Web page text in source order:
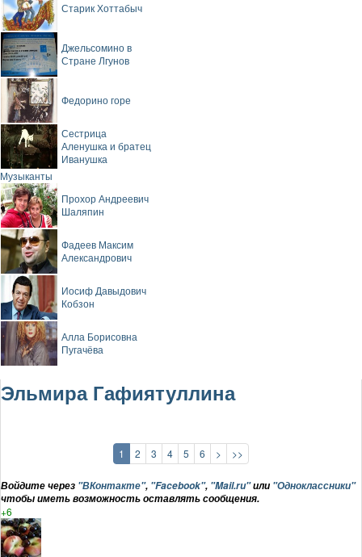
Старик Хоттабыч
Джельсомино в
Стране Лгунов
Федорино горе
Сестрица
Аленушка и братец
Иванушка
Музыканты
Прохор Андреевич
Шаляпин
Фадеев Максим
Александрович
Иосиф Давыдович
Кобзон
Алла Борисовна
Пугачёва
Эльмира Гафиятуллина
1 2 3 4 5 6 > >>
Войдите через "ВКонтакте", "Facebook", "Mail.ru"или "Одноклассники"
чтобы иметь возможность оставлять сообщения.
+6